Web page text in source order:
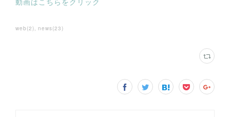
web (2) news(23)